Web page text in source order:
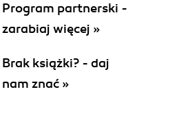
Program partnerski -
zarabiaj więcej »
Brak książki? - daj
nam znać »